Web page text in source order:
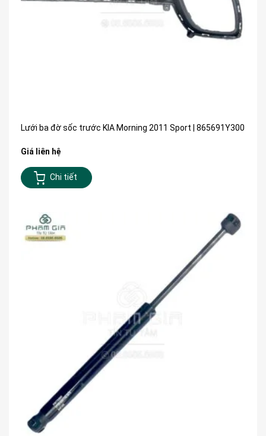
Lưới ba đờ sốc trước KIA Morning 2011 Sport | 865691Y300
Giá liên hệ
Chi tiết